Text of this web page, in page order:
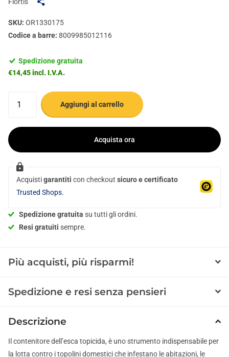
SKU: OR1330175
Codice a barre: 8009985012116
Spedizione gratuita
€14,45 incl. I.V.A.
Aggiungi al carrello
Acquista ora
Acquistigarantiti con checkout sicuro e certificato
Trusted Shops.
Spedizione gratuita su tutti gli ordini.
Resi gratuiti sempre.
Più acquisti, più risparmi!
Spedizione e resi senza pensieri
Descrizione
Il contenitore dell’esca topicida, è uno strumento indispensabile per
la lotta contro i topolini domestici che infestano le abitazioni, le